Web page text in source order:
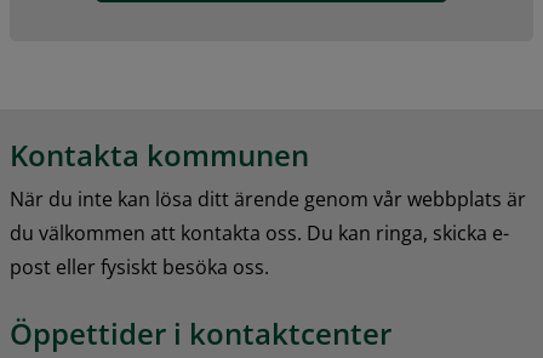
Kontakta kommunen
När du inte kan lösa ditt ärende genom vår webbplats är
du välkommen att kontakta oss. Du kan ringa, skicka e-
post eller fysiskt besöka oss.
Öppettider i kontaktcenter